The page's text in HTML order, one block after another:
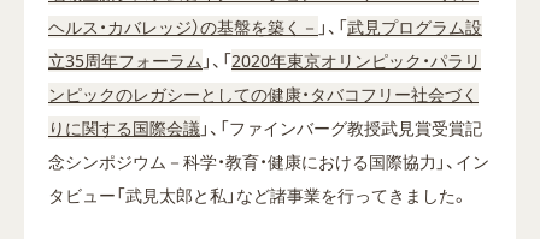
ヘルス・カバレッジ）の基盤を築く－ 」、「武見プログラム設
立35周年フォーラム 」、「2020年東京オリンピック・パラリ
ンピックのレガシーとしての健康・タバコフリー社会づく
りに関する国際会議 」、「ファインバーグ教授武見賞受賞記
念シンポジウム－科学・教育・健康における国際協力」、イン
タビュー「武見太郎と私」 など諸事業を行ってきました。